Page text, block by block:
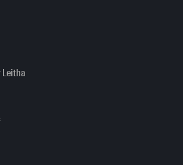
Leitha